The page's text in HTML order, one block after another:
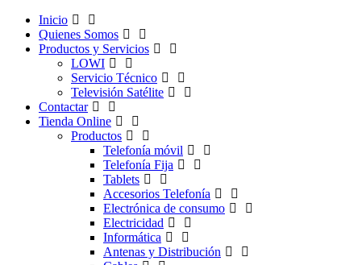
Inicio
Quienes Somos
Productos y Servicios
LOWI
Servicio Técnico
Televisión Satélite
Contactar
Tienda Online
Productos
Telefonía móvil
Telefonía Fija
Tablets
Accesorios Telefonía
Electrónica de consumo
Electricidad
Informática
Antenas y Distribución